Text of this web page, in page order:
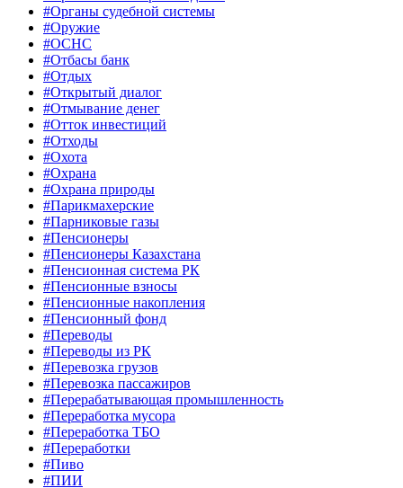
#Органы судебной системы
#Оружие
#ОСНС
#Отбасы банк
#Отдых
#Открытый диалог
#Отмывание денег
#Отток инвестиций
#Отходы
#Охота
#Охрана
#Охрана природы
#Парикмахерские
#Парниковые газы
#Пенсионеры
#Пенсионеры Казахстана
#Пенсионная система РК
#Пенсионные взносы
#Пенсионные накопления
#Пенсионный фонд
#Переводы
#Переводы из РК
#Перевозка грузов
#Перевозка пассажиров
#Перерабатывающая промышленность
#Переработка мусора
#Переработка ТБО
#Переработки
#Пиво
#ПИИ